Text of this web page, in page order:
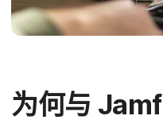
为何​与 Jamf